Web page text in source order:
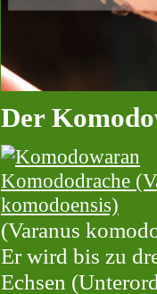
Der
(Varanus
Er wird bis zu
Echsen